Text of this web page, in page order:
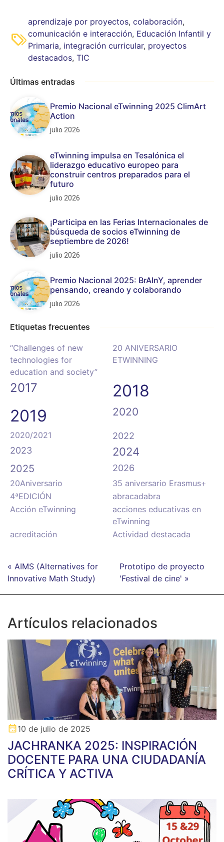
aprendizaje por proyectos, colaboración,
comunicación e interacción, Educación Infantil y
Primaria, integración curricular, proyectos
destacados, TIC
Últimas entradas
Premio Nacional eTwinning 2025 ClimArt
Action
julio 2026
eTwinning impulsa en Tesalónica el
liderazgo educativo europeo para
construir centros preparados para el
futuro
julio 2026
¡Participa en las Ferias Internacionales de
búsqueda de socios eTwinning de
septiembre de 2026!
julio 2026
Premio Nacional 2025: BrAInY, aprender
pensando, creando y colaborando
julio 2026
Etiquetas frecuentes
“Challenges of new
technologies for
education and society”
20 ANIVERSARIO
ETWINNING
2017
2018
2019
2020
2020/2021
2022
2023
2024
2025 2026
20Aniversario
35 aniversario Erasmus+
4ªEDICIÓN
abracadabra
Acción eTwinning
acciones educativas en
eTwinning
acreditación
Actividad destacada
« AIMS (Alternatives for
Innovative Math Study)
Prototipo de proyecto
'Festival de cine' »
Artículos relacionados
10 de julio de 2025
JACHRANKA 2025: INSPIRACIÓN
DOCENTE PARA UNA CIUDADANÍA
CRÍTICA Y ACTIVA